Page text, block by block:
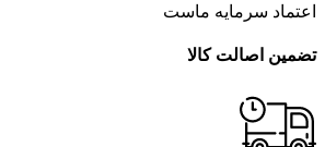
اعتماد سرمایه ماست
تضمین اصالت کالا